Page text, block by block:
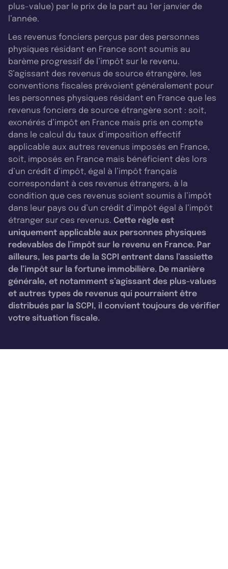
plus-value) par le prix de la part au 1er janvier de
l’année.
Les revenus fonciers perçus par des personnes
physiques résidant en France sont soumis au
barème progressif de l’impôt sur le revenu.
S’agissant des revenus de source étrangère, les
conventions fiscales prévoient généralement pour
les personnes physiques résidant en France que les
revenus fonciers de source étrangère sont : soit,
exonérés d’impôt en France mais pris en compte
dans le calcul du taux d’imposition effectif
applicable aux autres revenus imposés en France,
soit, imposés en France mais bénéficient dès lors
d’un crédit d’impôt, égal à l’impôt français
correspondant à ces revenus étrangers, à la
condition que ces revenus soient soumis à l’impôt
dans leur pays ou d’un crédit d’impôt égal à l’impôt
étranger sur ces revenus. Cette règle est
uniquement applicable aux personnes physiques
redevables de l’impôt sur le revenu en France. Par
ailleurs, les parts de la SCPI entrent dans l’assiette
de l’impôt sur la fortune immobilière. De manière
générale, et notamment s’agissant des plus-values
et autres types de revenus qui pourraient être
distribués par la SCPI, il convient toujours de vérifier
votre situation fiscale.